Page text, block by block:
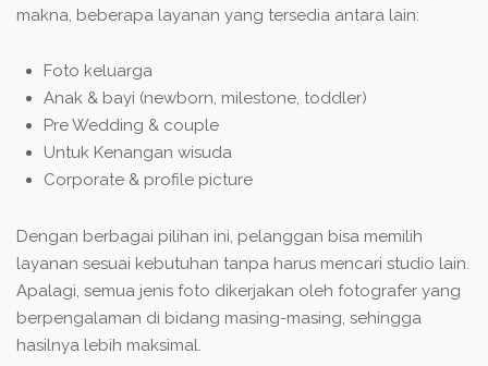
makna, beberapa layanan yang tersedia antara lain:
Foto keluarga
Anak & bayi (newborn, milestone, toddler)
Pre Wedding & couple
Untuk Kenangan wisuda
Corporate & profile picture
Dengan berbagai pilihan ini, pelanggan bisa memilih
layanan sesuai kebutuhan tanpa harus mencari studio lain.
Apalagi, semua jenis foto dikerjakan oleh fotografer yang
berpengalaman di bidang masing-masing, sehingga
hasilnya lebih maksimal.